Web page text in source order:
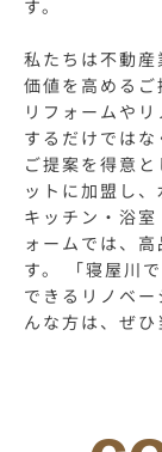
す。
私たちは不動
価値を高めるご
リフォームや
するだけでは
ご提案を得意
ットに加盟し
キッチン・浴
ォームでは、
す。 「寝屋川
できるリノベ
んな方は、ぜひ